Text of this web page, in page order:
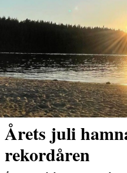
Årets juli
rekordåren